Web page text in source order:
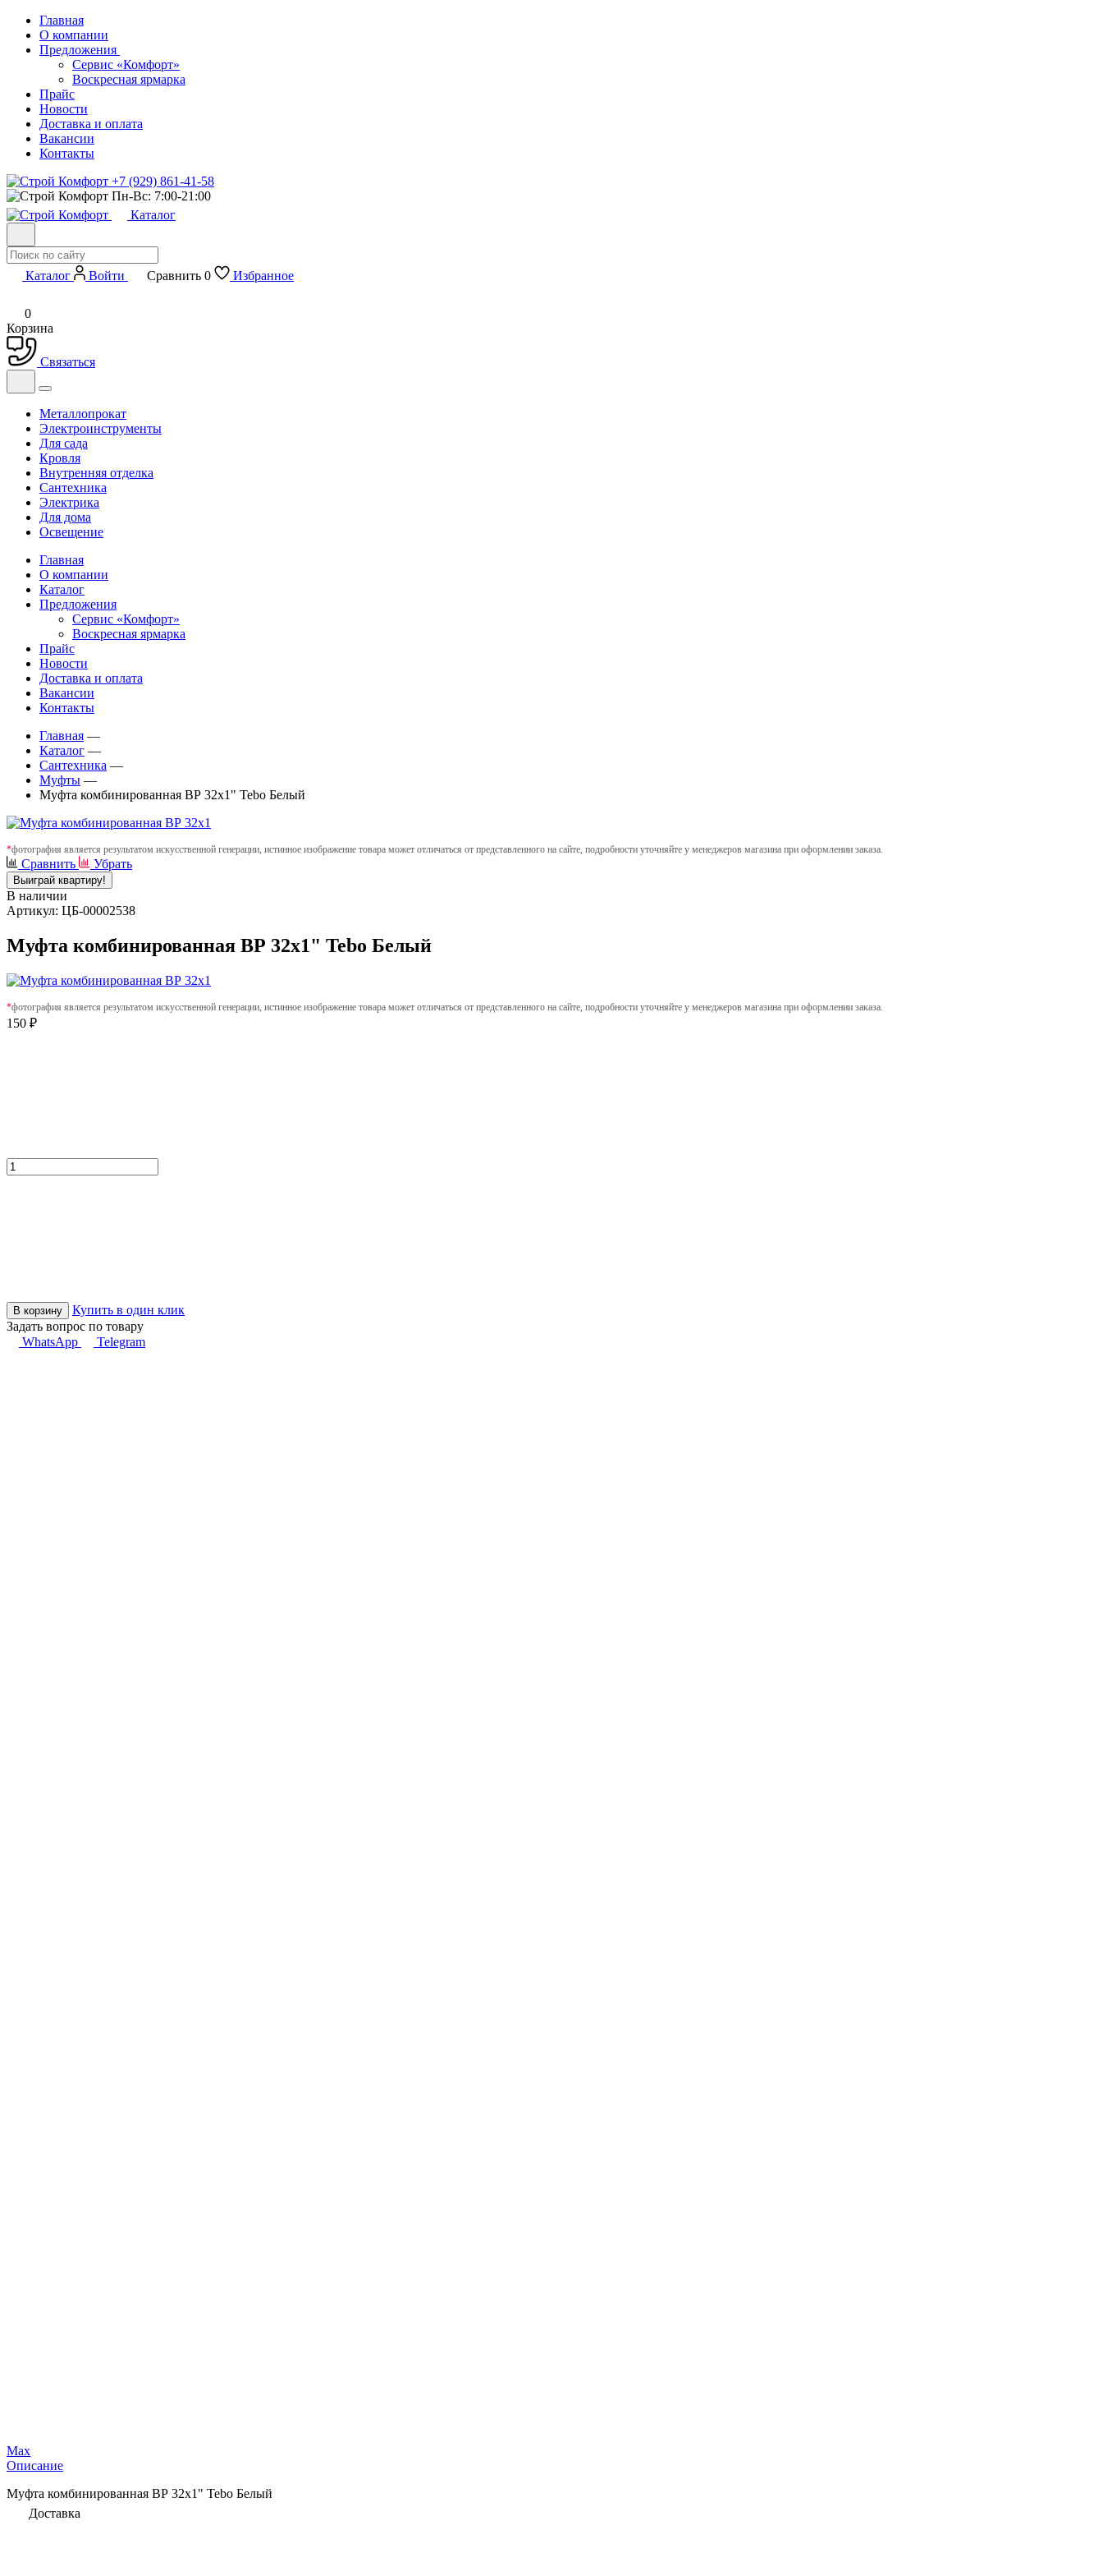
Главная
О компании
Предложения
Сервис «Комфорт»
Воскресная ярмарка
Прайс
Новости
Доставка и оплата
Вакансии
Контакты
+7 (929) 861-41-58
Пн-Вс: 7:00-21:00
Каталог
Каталог Войти Сравнить 0 Избранное
0
Корзина
Связаться
Металлопрокат
Электроинструменты
Для сада
Кровля
Внутренняя отделка
Сантехника
Электрика
Для дома
Освещение
Главная
О компании
Каталог
Предложения
Сервис «Комфорт»
Воскресная ярмарка
Прайс
Новости
Доставка и оплата
Вакансии
Контакты
Главная —
Каталог —
Сантехника —
Муфты —
Муфта комбинированная ВР 32х1" Tebo Белый
*фотография является результатом искусственной генерации, истинное изображение товара может отличаться от представленного на сайте, подробности уточняйте у менеджеров магазина при оформлении заказа.
Сравнить Убрать
Выиграй квартиру!
В наличии
Артикул: ЦБ-00002538
Муфта комбинированная ВР 32х1" Tebo Белый
*фотография является результатом искусственной генерации, истинное изображение товара может отличаться от представленного на сайте, подробности уточняйте у менеджеров магазина при оформлении заказа.
150 ₽
В корзину
Купить в один клик
Задать вопрос по товару
WhatsApp
Telegram
Max
Описание
Муфта комбинированная ВР 32х1" Tebo Белый
Доставка